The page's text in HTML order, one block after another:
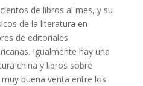
de libros al mes, y su
de la literatura en
de editoriales
Igualmente hay una
china y libros sobre
buena venta entre los